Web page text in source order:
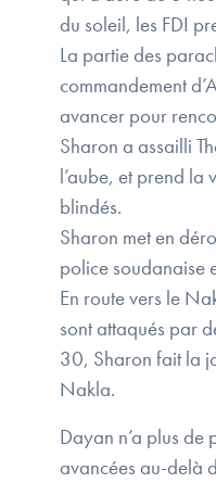
du soleil, les FDI
La partie des
commandement
avancer pour
Sharon a assailli
l’aube, et prend la
blindés.
Sharon met en
police soudanaise
En route vers le
sont attaqués par
30, Sharon fait la
Nakla.
Dayan n’a plus de
avancées au-delà